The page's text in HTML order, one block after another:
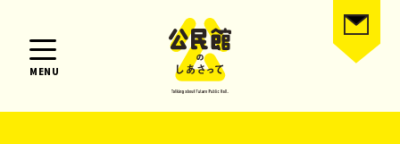
MENU